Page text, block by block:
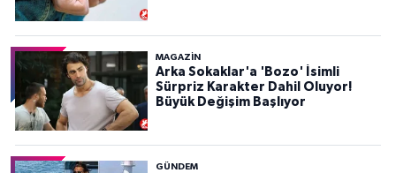
MAGAZİN
Arka Sokaklar'a 'Bozo' İsimli
Sürpriz Karakter Dahil Oluyor!
Büyük Değişim Başlıyor
GÜNDEM